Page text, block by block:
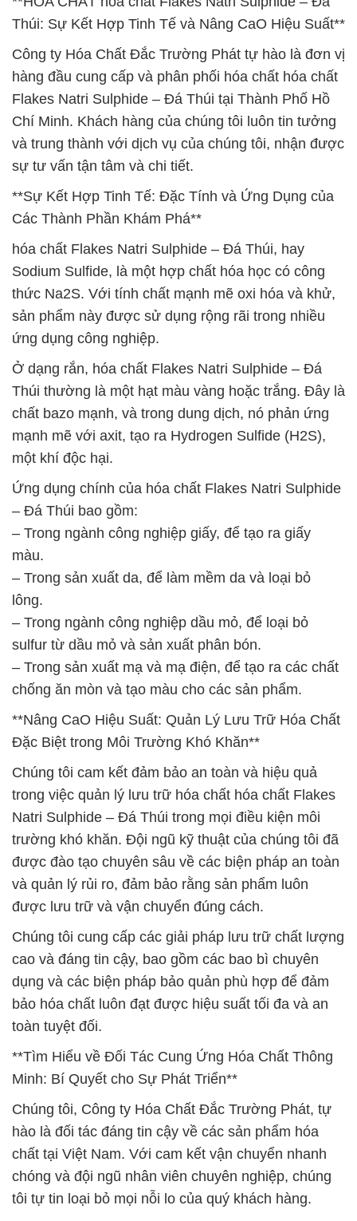
Thúi: Sự Kết Hợp Tinh Tế và Nâng CaO Hiệu Suất**
Công ty Hóa Chất Đắc Trường Phát tự hào là đơn vị
hàng đầu cung cấp và phân phối hóa chất hóa chất
Flakes Natri Sulphide – Đá Thúi tại Thành Phố Hồ
Chí Minh. Khách hàng của chúng tôi luôn tin tưởng
và trung thành với dịch vụ của chúng tôi, nhận được
sự tư vấn tận tâm và chi tiết.
**Sự Kết Hợp Tinh Tế: Đặc Tính và Ứng Dụng của
Các Thành Phần Khám Phá**
hóa chất Flakes Natri Sulphide – Đá Thúi, hay
Sodium Sulfide, là một hợp chất hóa học có công
thức Na2S. Với tính chất mạnh mẽ oxi hóa và khử,
sản phẩm này được sử dụng rộng rãi trong nhiều
ứng dụng công nghiệp.
Ở dạng rắn, hóa chất Flakes Natri Sulphide – Đá
Thúi thường là một hạt màu vàng hoặc trắng. Đây là
chất bazo mạnh, và trong dung dịch, nó phản ứng
mạnh mẽ với axit, tạo ra Hydrogen Sulfide (H2S),
một khí độc hại.
Ứng dụng chính của hóa chất Flakes Natri Sulphide
– Đá Thúi bao gồm:
– Trong ngành công nghiệp giấy, để tạo ra giấy
màu.
– Trong sản xuất da, để làm mềm da và loại bỏ
lông.
– Trong ngành công nghiệp dầu mỏ, để loại bỏ
sulfur từ dầu mỏ và sản xuất phân bón.
– Trong sản xuất mạ và mạ điện, để tạo ra các chất
chống ăn mòn và tạo màu cho các sản phẩm.
**Nâng CaO Hiệu Suất: Quản Lý Lưu Trữ Hóa Chất
Đặc Biệt trong Môi Trường Khó Khăn**
Chúng tôi cam kết đảm bảo an toàn và hiệu quả
trong việc quản lý lưu trữ hóa chất hóa chất Flakes
Natri Sulphide – Đá Thúi trong mọi điều kiện môi
trường khó khăn. Đội ngũ kỹ thuật của chúng tôi đã
được đào tạo chuyên sâu về các biện pháp an toàn
và quản lý rủi ro, đảm bảo rằng sản phẩm luôn
được lưu trữ và vận chuyển đúng cách.
Chúng tôi cung cấp các giải pháp lưu trữ chất lượng
cao và đáng tin cậy, bao gồm các bao bì chuyên
dụng và các biện pháp bảo quản phù hợp để đảm
bảo hóa chất luôn đạt được hiệu suất tối đa và an
toàn tuyệt đối.
**Tìm Hiểu về Đối Tác Cung Ứng Hóa Chất Thông
Minh: Bí Quyết cho Sự Phát Triển**
Chúng tôi, Công ty Hóa Chất Đắc Trường Phát, tự
hào là đối tác đáng tin cậy về các sản phẩm hóa
chất tại Việt Nam. Với cam kết vận chuyển nhanh
chóng và đội ngũ nhân viên chuyên nghiệp, chúng
tôi tự tin loại bỏ mọi nỗi lo của quý khách hàng.